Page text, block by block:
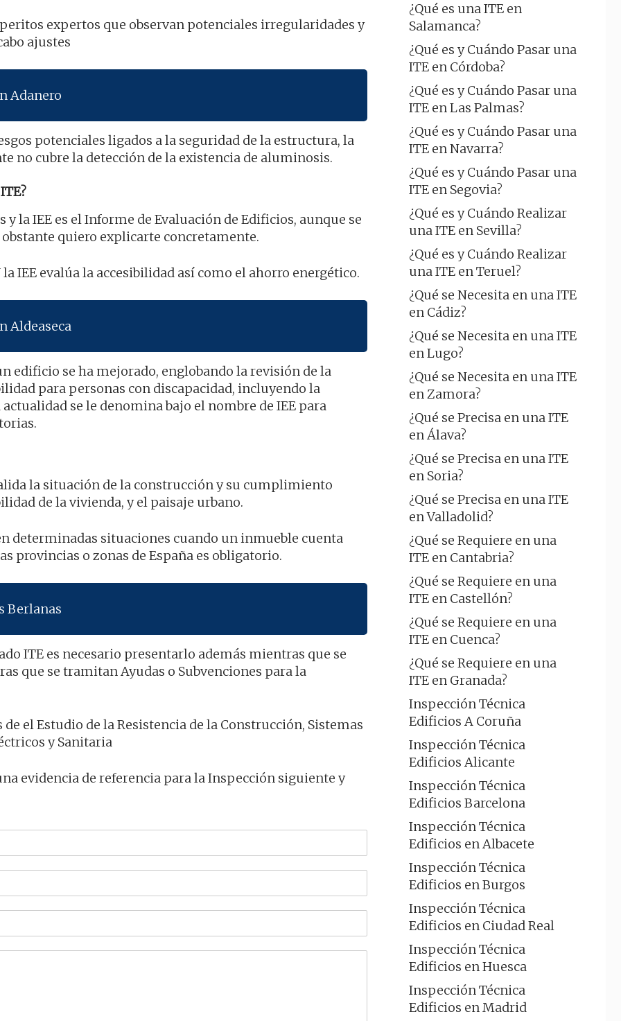
expertos que observan potenciales irregularidades y
ajustes
Adanero
potenciales ligados a la seguridad de la estructura, la
no cubre la detección de la existencia de aluminosis.
la IEE es el Informe de Evaluación de Edificios, aunque se
quiero explicarte concretamente.
IEE evalúa la accesibilidad así como el ahorro energético.
Aldeaseca
edificio se ha mejorado, englobando la revisión de la
para personas con discapacidad, incluyendo la
se le denomina bajo el nombre de IEE para
la situación de la construcción y su cumplimiento
de la vivienda, y el paisaje urbano.
determinadas situaciones cuando un inmueble cuenta
provincias o zonas de España es obligatorio.
Berlanas
ITE es necesario presentarlo además mientras que se
que se tramitan Ayudas o Subvenciones para la
el Estudio de la Resistencia de la Construcción, Sistemas
y Sanitaria
evidencia de referencia para la Inspección siguiente y
¿Qué es una ITE en
Salamanca?
¿Qué es y Cuándo Pasar una
ITE en Córdoba?
¿Qué es y Cuándo Pasar una
ITE en Las Palmas?
¿Qué es y Cuándo Pasar una
ITE en Navarra?
¿Qué es y Cuándo Pasar una
ITE en Segovia?
¿Qué es y Cuándo Realizar
una ITE en Sevilla?
¿Qué es y Cuándo Realizar
una ITE en Teruel?
¿Qué se Necesita en una ITE
en Cádiz?
¿Qué se Necesita en una ITE
en Lugo?
¿Qué se Necesita en una ITE
en Zamora?
¿Qué se Precisa en una ITE
en Álava?
¿Qué se Precisa en una ITE
en Soria?
¿Qué se Precisa en una ITE
en Valladolid?
¿Qué se Requiere en una
ITE en Cantabria?
¿Qué se Requiere en una
ITE en Castellón?
¿Qué se Requiere en una
ITE en Cuenca?
¿Qué se Requiere en una
ITE en Granada?
Inspección Técnica
Edificios A Coruña
Inspección Técnica
Edificios Alicante
Inspección Técnica
Edificios Barcelona
Inspección Técnica
Edificios en Albacete
Inspección Técnica
Edificios en Burgos
Inspección Técnica
Edificios en Ciudad Real
Inspección Técnica
Edificios en Huesca
Inspección Técnica
Edificios en Madrid